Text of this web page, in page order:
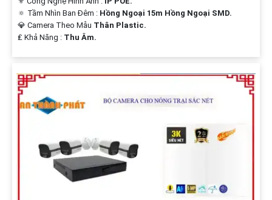
🔅 Tầm Nhìn Ban Đêm : Hồng Ngoại 15m Hồng Ngoại SMD.
💎 Camera Theo Mẫu Thân Plastic.
️₤ Khả Năng : Thu Âm.